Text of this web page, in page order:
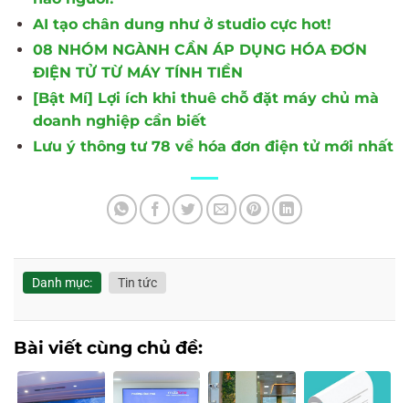
AI tạo chân dung như ở studio cực hot!
08 NHÓM NGÀNH CẦN ÁP DỤNG HÓA ĐƠN
ĐIỆN TỬ TỪ MÁY TÍNH TIỀN
[Bật Mí] Lợi ích khi thuê chỗ đặt máy chủ mà
doanh nghiệp cần biết
Lưu ý thông tư 78 về hóa đơn điện tử mới nhất
Danh mục: Tin tức
Bài viết cùng chủ đề: